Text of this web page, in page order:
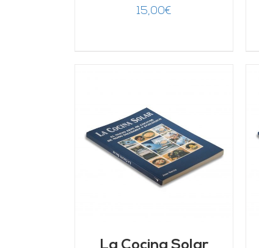
15,00€
AÑADIR AL CARRITO
/
DETALLES